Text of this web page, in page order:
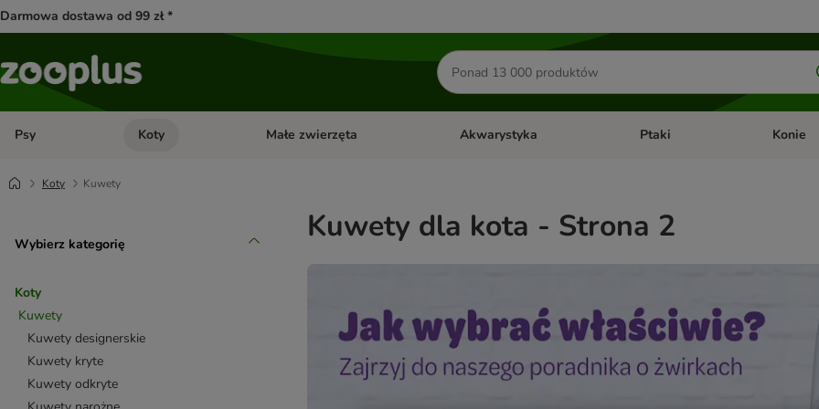
Darmowa dostawa od 99 zł *
Szukaj
produktów
Psy Otwórz menu kategorii: Psy
Koty Otwórz menu kategorii: Koty
Małe zwierzęta Otwórz menu kategorii: Małe zwierzęta
Akwarystyka Otwórz menu kategorii:
Ptaki Otwórz
Konie
Koty Kuwety
Wybierz kategorię
Koty
Kuwety
Kuwety designerskie
Kuwety kryte
Kuwety odkryte
Kuwety dla kota - Strona 2